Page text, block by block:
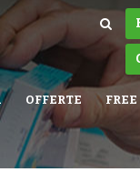
OFFERTE FREE